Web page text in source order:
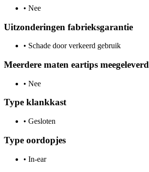
• Nee
Uitzonderingen fabrieksgarantie
• Schade door verkeerd gebruik
Meerdere maten eartips meegeleverd
• Nee
Type klankkast
• Gesloten
Type oordopjes
• In-ear